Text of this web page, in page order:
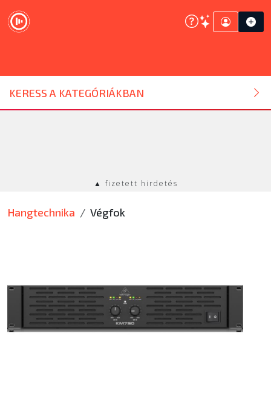
KERESS A KATEGÓRIÁKBAN
DJ ESZKÖZ
HANGTECHNIKA
EGYÉB
ÚJ TERMÉKEK
▲ fizetett hirdetés
Hangtechnika Végfok